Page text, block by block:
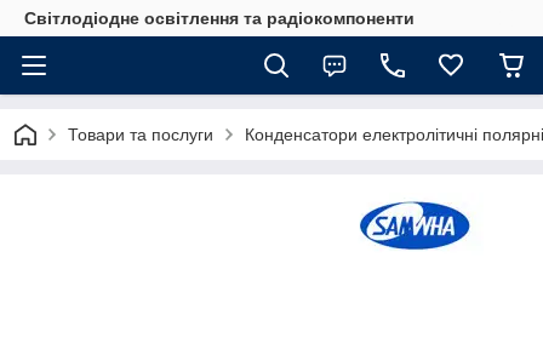
Світлодіодне освітлення та радіокомпоненти
Товари та послуги Конденсатори електролітичні